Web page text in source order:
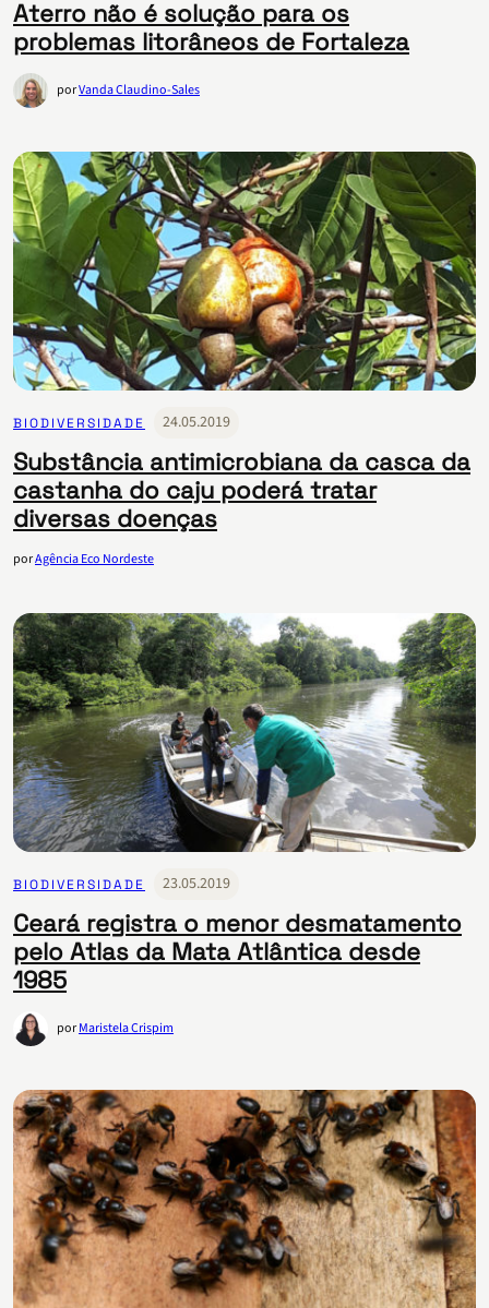
Aterro não é solução para os
problemas litorâneos de Fortaleza
porVanda Claudino-Sales
BIODIVERSIDADE 24.05.2019
Substância antimicrobiana da casca da
castanha do caju poderá tratar
diversas doenças
porAgência Eco Nordeste
BIODIVERSIDADE 23.05.2019
Ceará registra o menor desmatamento
pelo Atlas da Mata Atlântica desde
1985
porMaristela Crispim